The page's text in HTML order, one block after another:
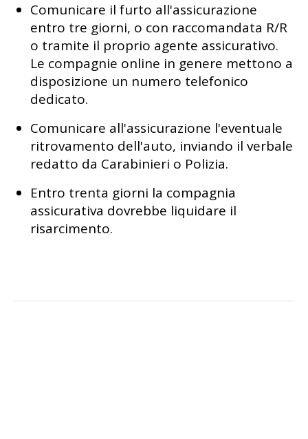
Comunicare il furto all'assicurazione
entro tre giorni, o con raccomandata R/R
o tramite il proprio agente assicurativo.
Le compagnie online in genere mettono a
disposizione un numero telefonico
dedicato.
Comunicare all'assicurazione l'eventuale
ritrovamento dell'auto, inviando il verbale
redatto da Carabinieri o Polizia.
Entro trenta giorni la compagnia
assicurativa dovrebbe liquidare il
risarcimento.